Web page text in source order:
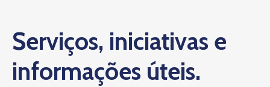
Serviços, iniciativas e
informações úteis.